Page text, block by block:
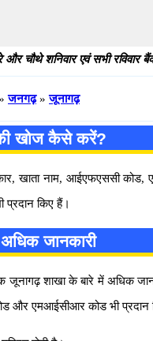
चौथे शनिवार एवं सभी रविवार
जनगढ़ » जूनागढ़
खोज कैसे करें?
खाता नाम, आईएफएससी
किए हैं।
जानकारी
शाखा के बारे में अधिक
और एमआईसीआर कोड भी प्रदान